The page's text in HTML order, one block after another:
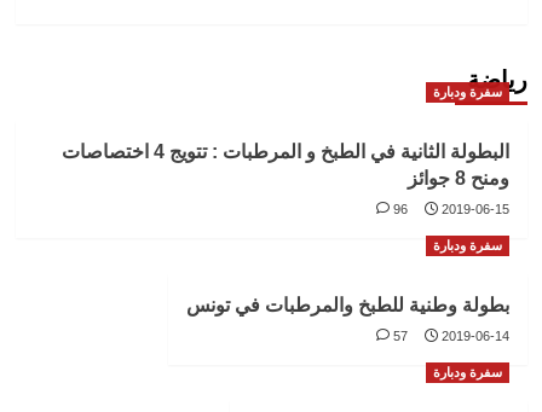
رياضة
سفرة ودبارة
البطولة الثانية في الطبخ و المرطبات : تتويج 4 اختصاصات
ومنح 8 جوائز
2019-06-15
96
سفرة ودبارة
بطولة وطنية للطبخ والمرطبات في تونس
2019-06-14
57
سفرة ودبارة